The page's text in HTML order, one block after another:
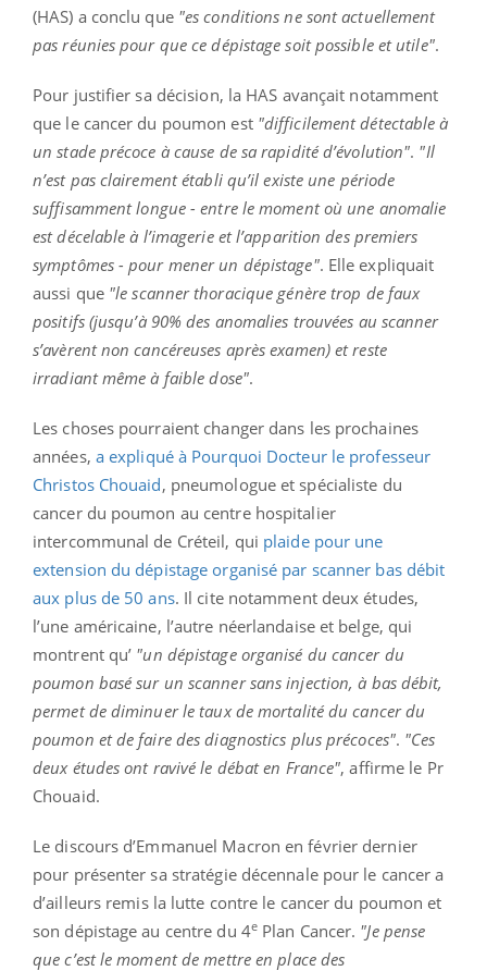
(HAS) a conclu que "es conditions ne sont actuellement
pas réunies pour que ce dépistage soit possible et utile".
Pour justifier sa décision, la HAS avançait notamment
que le cancer du poumon est "difficilement détectable à
un stade précoce à cause de sa rapidité d’évolution". "Il
n’est pas clairement établi qu’il existe une période
suffisamment longue - entre le moment où une anomalie
est décelable à l’imagerie et l’apparition des premiers
symptômes - pour mener un dépistage". Elle expliquait
aussi que "le scanner thoracique génère trop de faux
positifs (jusqu’à 90% des anomalies trouvées au scanner
s’avèrent non cancéreuses après examen) et reste
irradiant même à faible dose".
Les choses pourraient changer dans les prochaines
années, a expliqué à Pourquoi Docteur le professeur
Christos Chouaid, pneumologue et spécialiste du
cancer du poumon au centre hospitalier
intercommunal de Créteil, qui plaide pour une
extension du dépistage organisé par scanner bas débit
aux plus de 50 ans. Il cite notamment deux études,
l’une américaine, l’autre néerlandaise et belge, qui
montrent qu’ "un dépistage organisé du cancer du
poumon basé sur un scanner sans injection, à bas débit,
permet de diminuer le taux de mortalité du cancer du
poumon et de faire des diagnostics plus précoces". "Ces
deux études ont ravivé le débat en France", affirme le Pr
Chouaid.
Le discours d’Emmanuel Macron en février dernier
pour présenter sa stratégie décennale pour le cancer a
d’ailleurs remis la lutte contre le cancer du poumon et
son dépistage au centre du 4ePlan Cancer. "Je pense
que c’est le moment de mettre en place des